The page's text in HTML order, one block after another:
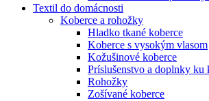
Textil do domácnosti
Koberce a rohožky
Hladko tkané koberce
Koberce s vysokým vlasom
Kožušinové koberce
Príslušenstvo a doplnky ku
Rohožky
Zošívané koberce